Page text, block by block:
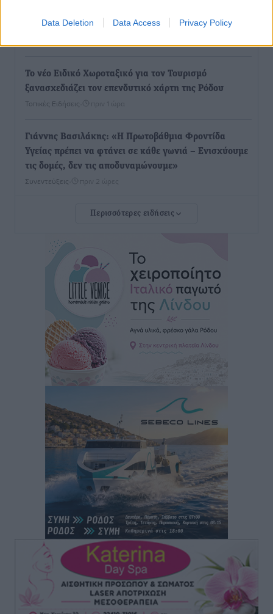
Data Deletion Data Access Privacy Policy
παρέσυρε 72χρονο και διέφυγε
Το νέο Ειδικό Χωροταξικό για τον Τουρισμό
ξανασχεδιάζει τον επενδυτικό χάρτη της Ρόδου
Τοπικές Ειδήσεις πριν 1 ώρα
Γιάννης Βασιλάκης: «Η Πρωτοβάθμια Φροντίδα
Υγείας πρέπει να φτάνει σε κάθε γωνιά – Ενισχύουμε
τις δομές, δεν τις αποδυναμώνουμε»
Συνεντεύξεις πριν 2 ώρες
Ιδρυμα Ωνάση: Το όραμα πίσω από τα δύο νέα
Συνεντεύξεις
Μιχάλης Χουρδάκης: «Η χώρα χρειάζεται μια
αξιόπιστη εναλλακτική κυβερνητική πρόταση»
Συνεντεύξεις • πριν 2 ώρες
Σεβ. Μητροπολίτης Ρόδου κ. Κύριλλος: «Ο Αύγουστος
είναι ο μήνας της Παναγίας και η Θεία Λειτουργία η
καρδιά της ζωής της Εκκλησίας»
Συνεντεύξεις πριν 2 ώρες
Πρέσβης της Βραζιλίας: «Η Ελλάδα και η Βραζιλία
έχουν τεράστιες ευκαιρίες συνεργασίας – Η Ρόδος
μπορεί να διαδραματίσει σημαντικό ρόλο»
πριν 2 ώρες
Τσαμπίκα Διαμαντή: Η Ρόδος δεν μπορεί να σχεδιάζει
το μέλλον της μέσα στην αβεβαιότητα
Συνεντεύξεις• πριν 2 ώρες
Η υπογεννητικότητα βάζει λουκέτο σε 11 σχολεία
Πρωτοβάθμιας στα Δωδεκάνησα
πριν 2 ώρες
Περισσότερες ειδήσεις